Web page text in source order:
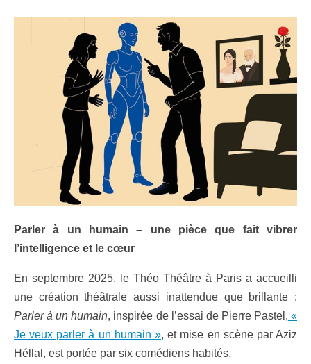
Parler à un humain – une pièce que fait vibrer
l’intelligence et le cœur
En septembre 2025, le Théo Théâtre à Paris a accueilli
une création théâtrale aussi inattendue que brillante :
Parler à un humain, inspirée de l’essai de Pierre Pastel, «
Je veux parler à un humain », et mise en scène par Aziz
Héllal, est portée par six comédiens habités.